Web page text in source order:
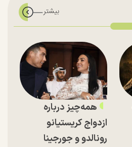
همه‌چیز درباره
ازدواج کریستیانو
رونالدو و جورجینا